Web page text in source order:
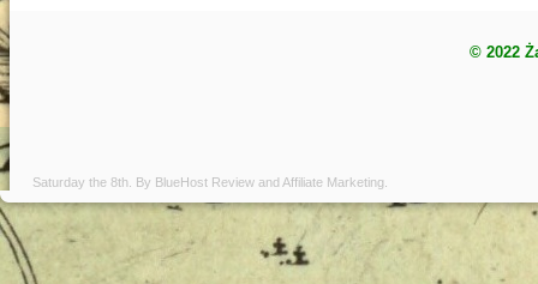
© 2022
Saturday the 8th. By BlueHost Review andAffiliate Marketing